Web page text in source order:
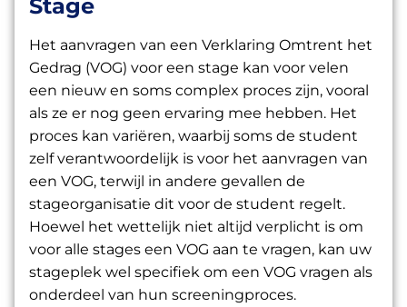
Stage
Het aanvragen van een Verklaring Omtrent het
Gedrag (VOG) voor een stage kan voor velen
een nieuw en soms complex proces zijn, vooral
als ze er nog geen ervaring mee hebben. Het
proces kan variëren, waarbij soms de student
zelf verantwoordelijk is voor het aanvragen van
een VOG, terwijl in andere gevallen de
stageorganisatie dit voor de student regelt.
Hoewel het wettelijk niet altijd verplicht is om
voor alle stages een VOG aan te vragen, kan uw
stageplek wel specifiek om een VOG vragen als
onderdeel van hun screeningproces.